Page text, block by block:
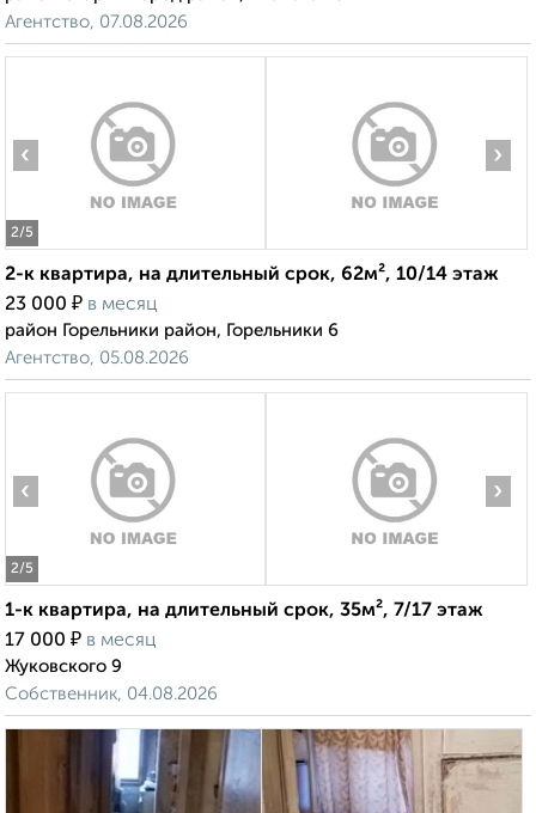
Агентство, 07.08.2026
2/5
‹ ›
2-к квартира, на длительный срок, 62м², 10/14 этаж
23 000 ₽ в месяц
район Горельники район, Горельники 6
Агентство, 05.08.2026
2/5
‹ ›
1-к квартира, на длительный срок, 35м², 7/17 этаж
17 000 ₽ в месяц
Жуковского 9
Собственник, 04.08.2026